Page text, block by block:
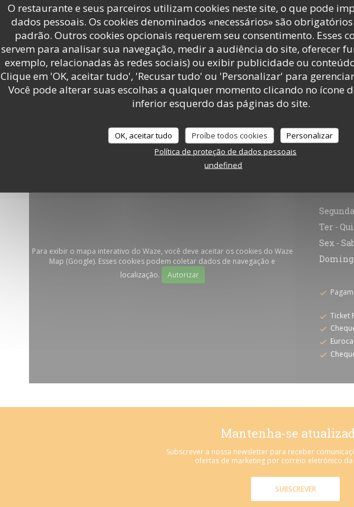
O restaurante e seus parceiros utilizam cookies neste site, o que pode
dados pessoais. Os cookies denominados «necessários» são
padrão. Outros cookies opcionais requerem seu consentimento. Esses
servem para analisar sua navegação, medir a audiência do site, oferecer
exemplo, relacionadas às redes sociais) ou exibir publicidade ou
Clique em 'OK, aceitar tudo', 'Recusar tudo' ou 'Personalizar' para
Você pode alterar suas escolhas a qualquer momento clicando no ícone
inferior esquerdo das páginas do site.
OK, aceitar tudo Proíbe todos cookies
Personalizar
Política de proteção de dados pessoais
undefined
Descubra o nosso menu
Para exibir o mapa interativo do Waze, você deve aceitar os cookies do Waze
Map (Google). Esses cookies podem coletar dados de navegação e
localização.
Autorizar
Ter - Qui
Sex -
Ticket
Mantenha-se
Subscrever a nossa newsletter para receber
ofertas de marketing por correio eletrónico da
SUBSCREVER